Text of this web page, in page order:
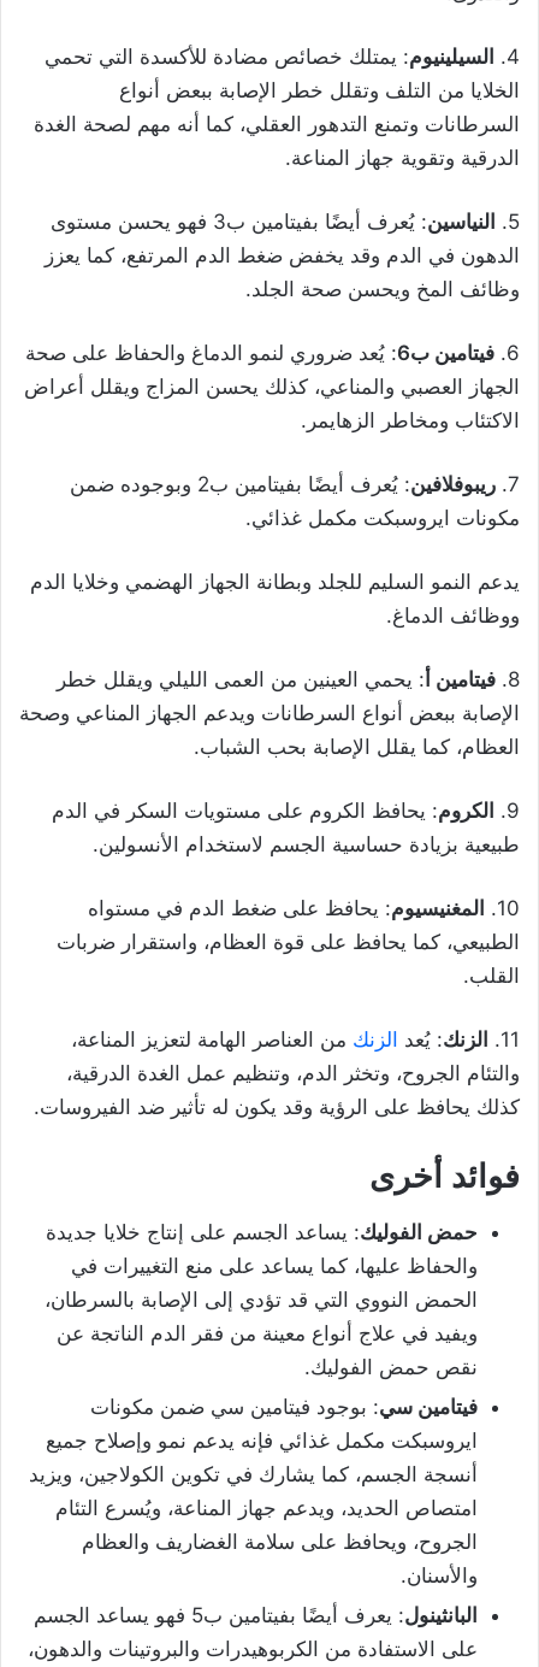
4. السيلينيوم: يمتلك خصائص مضادة للأكسدة التي تحمي
الخلايا من التلف وتقلل خطر الإصابة ببعض أنواع
السرطانات وتمنع التدهور العقلي، كما أنه مهم لصحة الغدة
الدرقية وتقوية جهاز المناعة.
5. النياسين
: يُعرف أيضًا بفيتامين ب3 فهو يحسن مستوى
الدهون في الدم وقد يخفض ضغط الدم المرتفع، كما يعزز
وظائف المخ ويحسن صحة الجلد.
6. فيتامين ب6
: يُعد ضروري لنمو الدماغ والحفاظ على صحة
الجهاز العصبي والمناعي، كذلك يحسن المزاج ويقلل أعراض
الاكتئاب ومخاطر الزهايمر.
7. ريبوفلافين
: يُعرف أيضًا بفيتامين ب2 وبوجوده ضمن
مكونات ايروسبكت مكمل غذائي.
يدعم النمو السليم للجلد وبطانة الجهاز الهضمي وخلايا الدم
ووظائف الدماغ.
8. فيتامين أ : يحمي العينين من العمى الليلي ويقلل خطر
الإصابة ببعض أنواع السرطانات ويدعم الجهاز المناعي وصحة
العظام، كما يقلل الإصابة بحب الشباب.
9. الكروم: يحافظ الكروم على مستويات السكر في الدم
طبيعية بزيادة حساسية الجسم لاستخدام الأنسولين.
10. المغنيسيوم: يحافظ على ضغط الدم في مستواه
الطبيعي، كما يحافظ على قوة العظام، واستقرار ضربات
القلب.
11. الزنك: يُعد الزنك من العناصر الهامة لتعزيز المناعة،
والتئام الجروح، وتخثر الدم، وتنظيم عمل الغدة الدرقية،
كذلك يحافظ على الرؤية وقد يكون له تأثير ضد الفيروسات.
فوائد أخرى
حمض الفوليك: يساعد الجسم على إنتاج خلايا جديدة
والحفاظ عليها، كما يساعد على منع التغييرات في
الحمض النووي التي قد تؤدي إلى الإصابة بالسرطان،
ويفيد في علاج أنواع معينة من فقر الدم الناتجة عن
نقص حمض الفوليك.
فيتامين سي: بوجود فيتامين سي ضمن مكونات
ايروسبكت مكمل غذائي فإنه يدعم نمو وإصلاح جميع
أنسجة الجسم، كما يشارك في تكوين الكولاجين، ويزيد
امتصاص الحديد، ويدعم جهاز المناعة، ويُسرع التئام
الجروح، ويحافظ على سلامة الغضاريف والعظام
والأسنان.
البانثينول
: يعرف أيضًا بفيتامين ب5 فهو يساعد الجسم
على الاستفادة من الكربوهيدرات والبروتينات والدهون،